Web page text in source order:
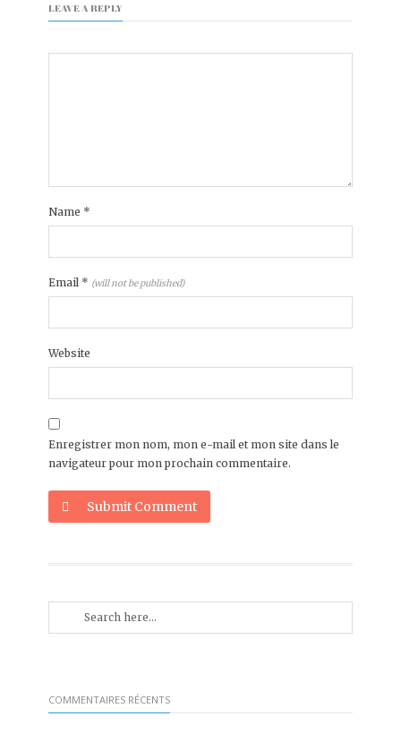
LEAVE A REPLY
Name *
Email * (will not be published)
Website
Enregistrer mon nom, mon e-mail et mon site dans le
navigateur pour mon prochain commentaire.
Submit Comment
COMMENTAIRES RÉCENTS